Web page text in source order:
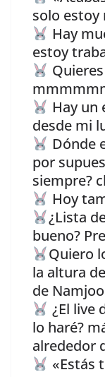
solo estoy
Hay
estoy
Hay un
desde mi
Dónde
por
siempre?
Hoy
¿Lista
bueno?
Quiero
la altura
de
¿El live
lo haré?
alrededor
«Estás